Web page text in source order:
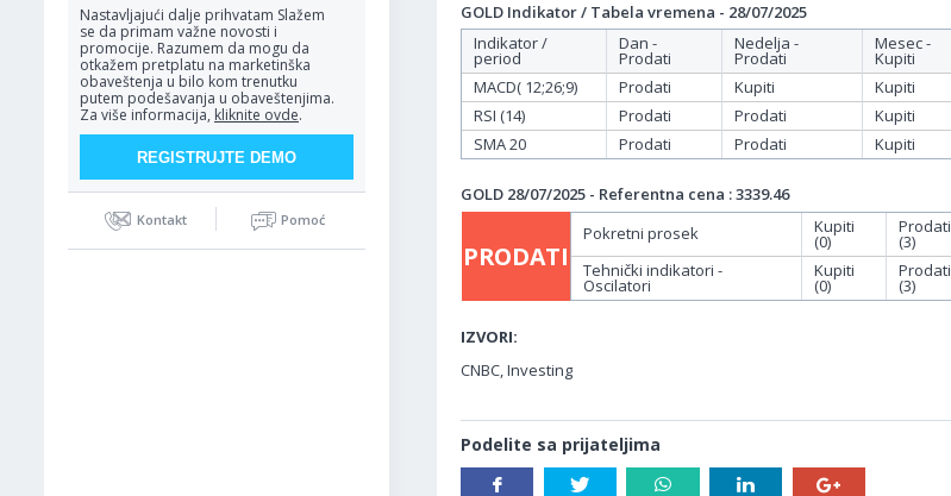
Nastavljajući dalje prihvatam Slažem
se da primam važne novosti i
promocije. Razumem da mogu da
otkažem pretplatu na marketinška
obaveštenja u bilo kom trenutku
putem podešavanja u obaveštenjima.
Za više informacija, kliknite ovde.
Kontakt Pomoć
GOLD Indikator / Tabela vremena - 28/07/2025
Indikator /
period
Dan -
Prodati
Nedelja -
Prodati
Mesec -
Kupiti
MACD( 12;26;9)
Prodati Kupiti
Kupiti
RSI (14)
Prodati Prodati
Kupiti
SMA 20
Prodati Prodati Kupiti
GOLD 28/07/2025 - Referentna cena : 3339.46
PRODATI
Pokretni prosek Kupiti
(0)
Prodati
(3)
Tehnički indikatori -
Oscilatori
Kupiti
(0)
Prodati
(3)
IZVORI:
CNBC, Investing
Podelite sa prijateljima